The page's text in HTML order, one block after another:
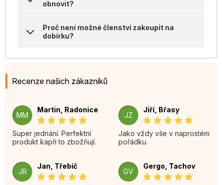
obnovit?
Proč není možné členství zakoupit na
dobírku?
Recenze našich zákazníků
MM
Martin, Radonice
Super jednání. Perfektní
produkt kapři to zbožňují.
JZ
Jiří, Břasy
Jako vždy vše v naprostém
pořádku.
JR
Jan, Třebíč
GV
Gergo, Tachov